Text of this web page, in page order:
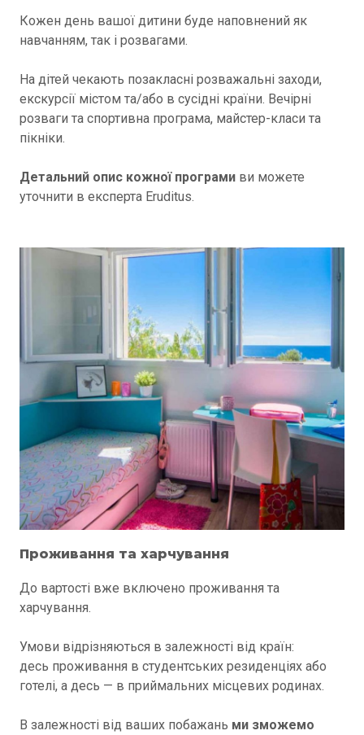
Кожен день вашої дитини буде наповнений як
навчанням, так і розвагами.
На дітей чекають позакласні розважальні заходи,
екскурсії містом та/або в сусідні країни. Вечірні
розваги та спортивна програма, майстер-класи та
пікніки.
Детальний опис кожної програми ви можете
уточнити в експерта Eruditus.
Проживання та харчування
До вартості вже включено проживання та
харчування.
Умови відрізняються в залежності від країн:
десь проживання в студентських резиденціях або
готелі, а десь — в приймальних місцевих родинах.
В залежності від ваших побажань ми зможемо